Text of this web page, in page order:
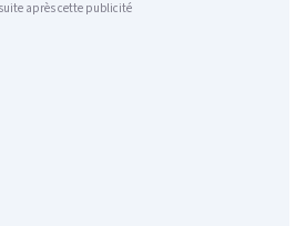
après cette publicité